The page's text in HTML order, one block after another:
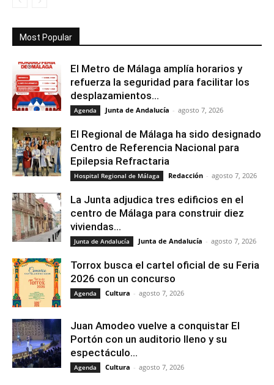
Most Popular
El Metro de Málaga amplía horarios y
refuerza la seguridad para facilitar los
desplazamientos...
Agenda Junta de Andalucía - agosto 7, 2026
El Regional de Málaga ha sido designado
Centro de Referencia Nacional para
Epilepsia Refractaria
Hospital Regional de Málaga Redacción - agosto 7, 2026
La Junta adjudica tres edificios en el
centro de Málaga para construir diez
viviendas...
Junta de Andalucía Junta de Andalucía - agosto 7, 2026
Torrox busca el cartel oficial de su Feria
2026 con un concurso
Agenda Cultura - agosto 7, 2026
Juan Amodeo vuelve a conquistar El
Portón con un auditorio lleno y su
espectáculo...
Agenda Cultura - agosto 7, 2026